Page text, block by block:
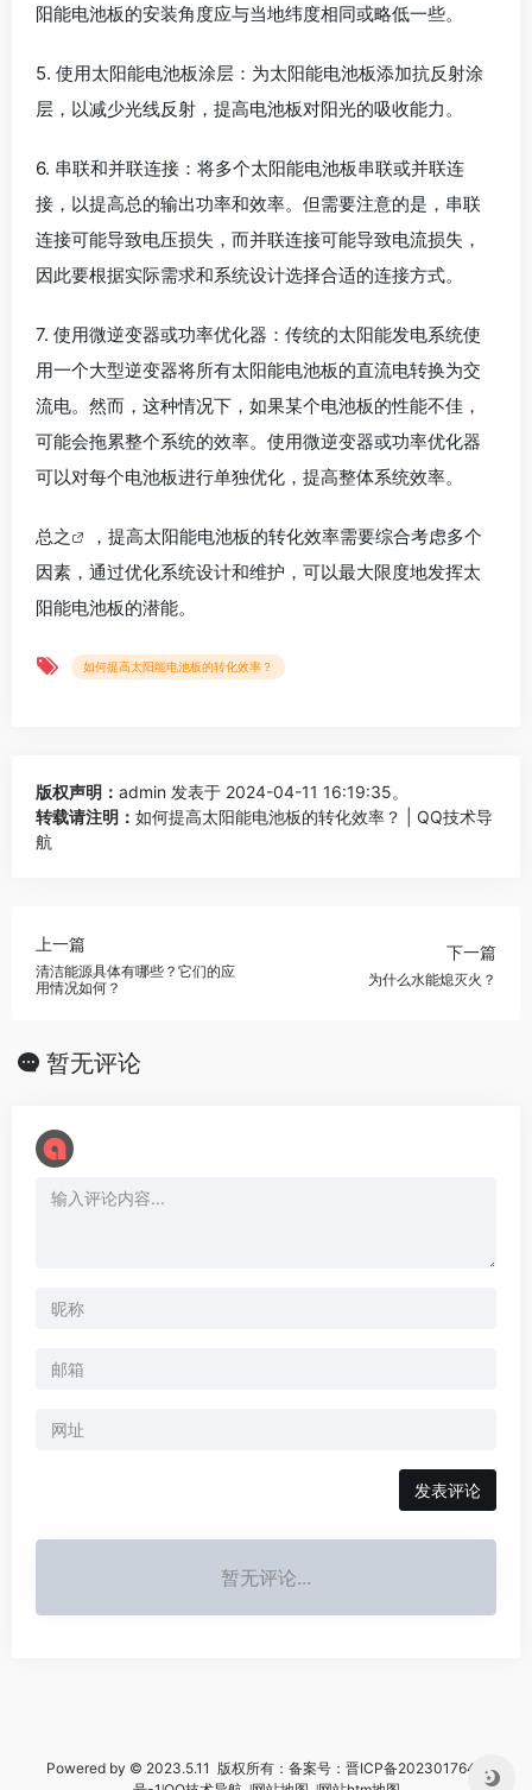
阳能电池板的安装角度应与当地纬度相同或略低一些。
5. 使用太阳能电池板涂层：为太阳能电池板添加抗反射涂
层，以减少光线反射，提高电池板对阳光的吸收能力。
6. 串联和并联连接：将多个太阳能电池板串联或并联连
接，以提高总的输出功率和效率。但需要注意的是，串联
连接可能导致电压损失，而并联连接可能导致电流损失，
因此要根据实际需求和系统设计选择合适的连接方式。
7. 使用微逆变器或功率优化器：传统的太阳能发电系统使
用一个大型逆变器将所有太阳能电池板的直流电转换为交
流电。然而，这种情况下，如果某个电池板的性能不佳，
可能会拖累整个系统的效率。使用微逆变器或功率优化器
可以对每个电池板进行单独优化，提高整体系统效率。
总之
，提高太阳能电池板的转化效率需要综合考虑多个
因素，通过优化系统设计和维护，可以最大限度地发挥太
阳能电池板的潜能。
如何提高太阳能电池板的转化效率？
版权声明： admin 发表于 2024-04-11 16:19:35。
转载请注明： 如何提高太阳能电池板的转化效率？ | QQ技术导
航
上一篇
清洁能源具体有哪些？它们的应
用情况如何？
下一篇
为什么水能熄灭火？
暂无评论
暂无评论...
Powered by © 2023.5.11 版权所有：备案号： 晋ICP备2023017644